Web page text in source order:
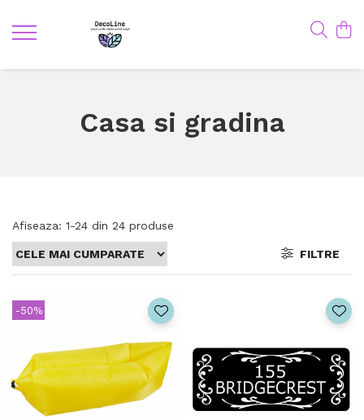
Casa si gradina
Afiseaza: 1-24 din 24 produse
FILTRE
-50%